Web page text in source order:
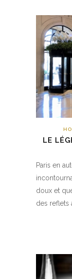
LE
Paris en
doux et
des reflets